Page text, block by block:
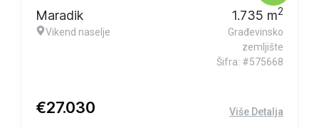
Maradik
Vikend naselje
1.735 m2
Građevinsko
zemljište
Šifra: #575668
€27.030 Više Detalja